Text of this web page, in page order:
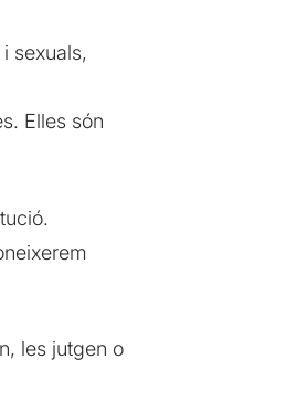
sexuals,
Elles són
les jutgen o